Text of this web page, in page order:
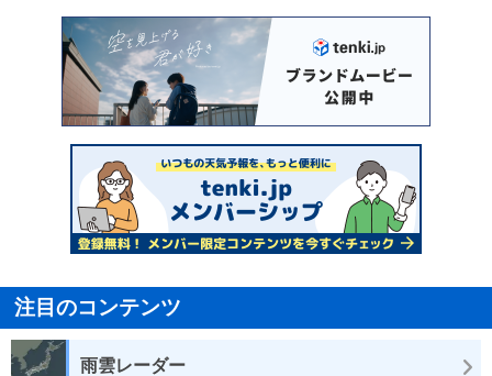
注目のコンテンツ
雨雲レーダー